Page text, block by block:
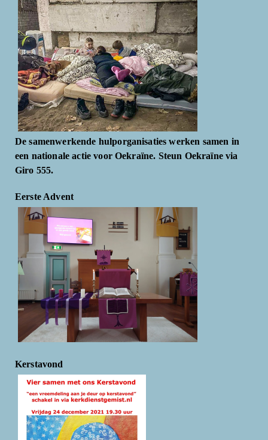
De samenwerkende hulporganisaties werken samen in
een nationale actie voor Oekraïne. Steun Oekraïne via
Giro 555.
Eerste Advent
Kerstavond